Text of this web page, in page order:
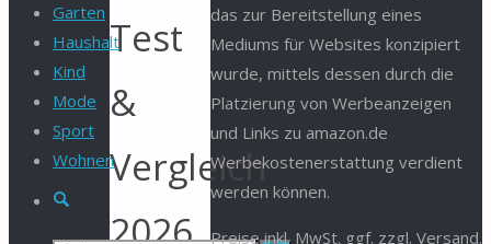
Garten
Haushalt
Kind
Mode
Sport
Wohnen
Suche
Test
&
Vergleich
2026
das zur Bereitstellung eines
Mediums für Websites konzipiert
wurde, mittels dessen durch die
Platzierung von Werbeanzeigen
und Links zu amazon.de
Werbekostenerstattung verdient
werden können.
Preise inkl. MwSt. ggf. zzgl. Versand.